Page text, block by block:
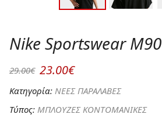
Nike Sportswear M90
29.00€ 23.00€
Κατηγορία: ΝΕΕΣ ΠΑΡΑΛΑΒΕΣ
Τύπος: ΜΠΛΟΥΖΕΣ ΚΟΝΤΟΜΑΝΙΚΕΣ